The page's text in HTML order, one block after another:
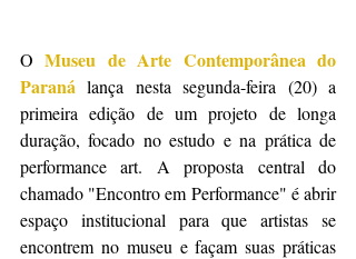
O Museu de Arte Contemporânea do
Paraná lança nesta segunda-feira (20) a
primeira edição de um projeto de longa
duração, focado no estudo e na prática de
performance art. A proposta central do
chamado "Encontro em Performance" é abrir
espaço institucional para que artistas se
encontrem no museu e façam suas práticas